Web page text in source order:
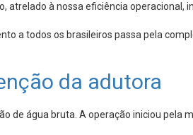
à nossa eficiência
a todos os brasileiros passa pela
da adutora
água bruta. A operação iniciou pela